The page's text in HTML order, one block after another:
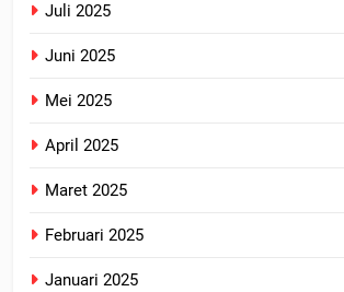
Juli 2025
Juni 2025
Mei 2025
April 2025
Maret 2025
Februari 2025
Januari 2025